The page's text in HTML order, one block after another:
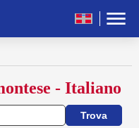
- Italiano